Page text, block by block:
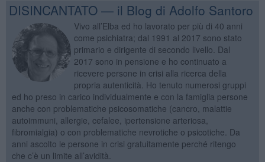
DISINCANTATO — il Blog di Adolfo Santoro
Vivo all’Elba ed ho lavorato per più di 40 anni
come psichiatra; dal 1991 al 2017 sono stato
primario e dirigente di secondo livello. Dal
2017 sono in pensione e ho continuato a
ricevere persone in crisi alla ricerca della
propria autenticità. Ho tenuto numerosi gruppi
ed ho preso in carico individualmente e con la famiglia persone
anche con problematiche psicosomatiche (cancro, malattie
autoimmuni, allergie, cefalee, ipertensione arteriosa,
fibromialgia) o con problematiche nevrotiche o psicotiche. Da
anni ascolto le persone in crisi gratuitamente perché ritengo
che c’è un limite all’avidità.